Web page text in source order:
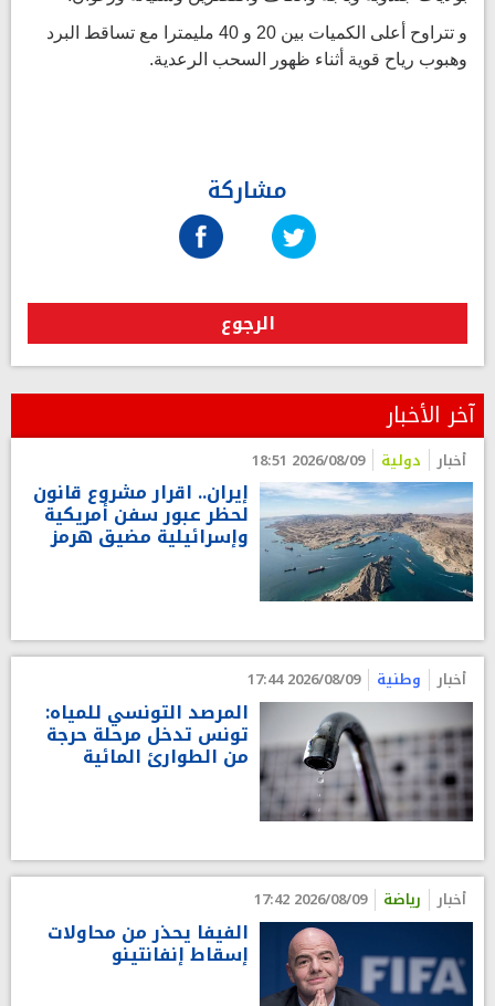
و تتراوح أعلى الكميات بين 20 و 40 مليمترا مع تساقط البرد
وهبوب رياح قوية أثناء ظهور السحب الرعدية.
مشاركة
الرجوع
آخر الأخبار
أخبار دولية 2026/08/09 18:51
إيران.. اقرار مشروع قانون
لحظر عبور سفن أمريكية
وإسرائيلية مضيق هرمز
أخبار وطنية 2026/08/09 17:44
المرصد التونسي للمياه:
تونس تدخل مرحلة حرجة
من الطوارئ المائية
أخبار رياضة 2026/08/09 17:42
الفيفا يحذر من محاولات
إسقاط إنفانتينو